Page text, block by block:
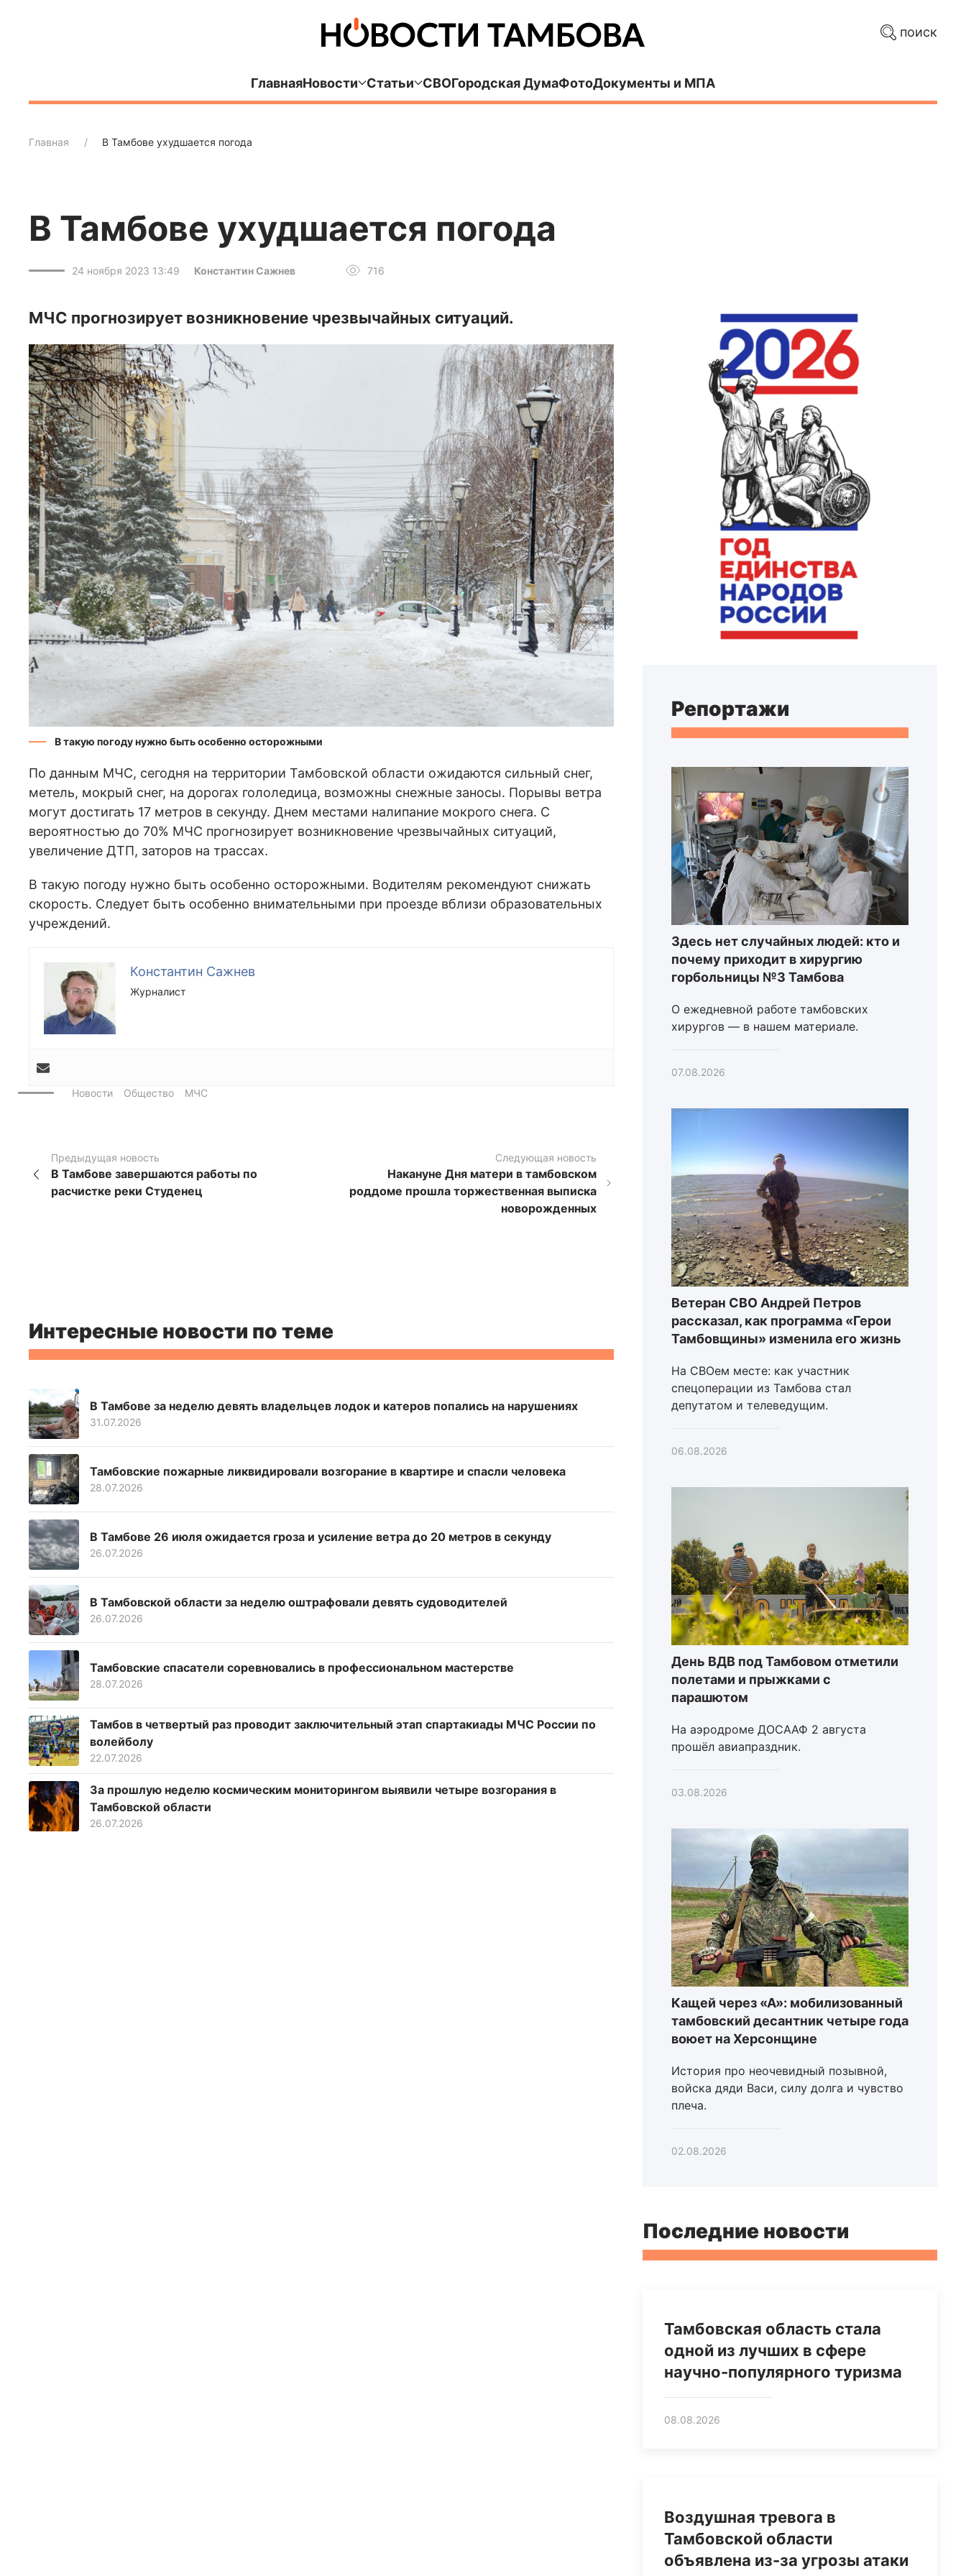
поиск
ГлавнаяНовости Статьи СВОГородская ДумаФотоДокументы и МПА
Главная В Тамбове ухудшается погода
В Тамбове ухудшается погода
24 ноября 2023 13:49 Константин Сажнев 716
МЧС прогнозирует возникновение чрезвычайных ситуаций.
В такую погоду нужно быть особенно осторожными
По данным МЧС, сегодня на территории Тамбовской области ожидаются сильный снег,
метель, мокрый снег, на дорогах гололедица, возможны снежные заносы. Порывы ветра
могут достигать 17 метров в секунду. Днем местами налипание мокрого снега. С
вероятностью до 70% МЧС прогнозирует возникновение чрезвычайных ситуаций,
увеличение ДТП, заторов на трассах.
В такую погоду нужно быть особенно осторожными. Водителям рекомендуют снижать
скорость. Следует быть особенно внимательными при проезде вблизи образовательных
учреждений.
Константин Сажнев
Журналист
Новости Общество МЧС
Предыдущая новость
В Тамбове завершаются работы по
расчистке реки Студенец
Следующая новость
Накануне Дня матери в тамбовском
роддоме прошла торжественная выписка
новорожденных
Интересные новости по теме
В Тамбове за неделю девять владельцев лодок и катеров попались на нарушениях
31.07.2026
Тамбовские пожарные ликвидировали возгорание в квартире и спасли человека
28.07.2026
В Тамбове 26 июля ожидается гроза и усиление ветра до 20 метров в секунду
26.07.2026
В Тамбовской области за неделю оштрафовали девять судоводителей
26.07.2026
Тамбовские спасатели соревновались в профессиональном мастерстве
28.07.2026
Тамбов в четвертый раз проводит заключительный этап спартакиады МЧС России по
волейболу
22.07.2026
За прошлую неделю космическим мониторингом выявили четыре возгорания в
Тамбовской области
26.07.2026
Репортажи
Здесь нет случайных людей: кто и
почему приходит в хирургию
горбольницы №3 Тамбова
О ежедневной работе тамбовских
хирургов — в нашем материале.
07.08.2026
Ветеран СВО Андрей Петров
рассказал, как программа «Герои
Тамбовщины» изменила его жизнь
На СВОем месте: как участник
спецоперации из Тамбова стал
депутатом и телеведущим.
06.08.2026
День ВДВ под Тамбовом отметили
полетами и прыжками с
парашютом
На аэродроме ДОСААФ 2 августа
прошёл авиапраздник.
03.08.2026
Кащей через «А»: мобилизованный
тамбовский десантник четыре года
воюет на Херсонщине
История про неочевидный позывной,
войска дяди Васи, силу долга и чувство
плеча.
02.08.2026
Последние новости
Тамбовская область стала
одной из лучших в сфере
научно-популярного туризма
08.08.2026
Воздушная тревога в
Тамбовской области
объявлена из-за угрозы атаки